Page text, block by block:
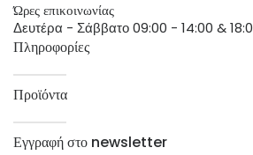
Ώρες επικοινωνίας
Δευτέρα - Σάββατο 09:00 - 14:00 &
Πληροφορίες
Προϊόντα
Εγγραφή στο newsletter